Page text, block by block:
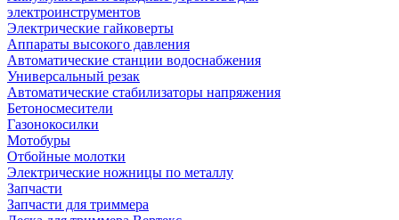
электроинструментов
Электрические гайковерты
Аппараты высокого давления
Автоматические станции водоснабжения
Универсальный резак
Автоматические стабилизаторы напряжения
Бетоносмесители
Газонокосилки
Мотобуры
Отбойные молотки
Электрические ножницы по металлу
Запчасти
Запчасти для триммера